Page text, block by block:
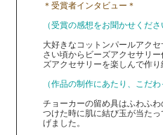
＊受賞者インタビュー＊
（受賞の感想をお聞かせくだ
大好きなコットンパールアク
さい頃からビーズアクセサリ
ズアクセサリーを楽しんで作
（作品の制作にあたり、こだ
チョーカーの留め具はふわふ
つけた時に肌に結び玉が当た
げました。